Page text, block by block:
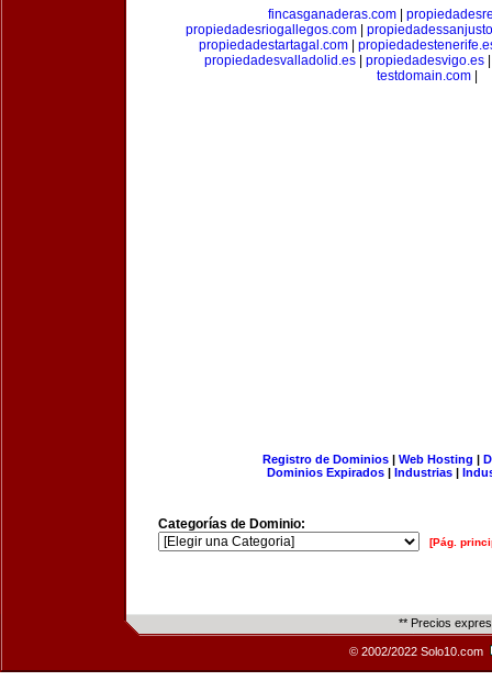
fincasganaderas.com|
propiedadesriogallegos.com|
propiedadestartagal.com|
propiedadesvalladolid.es
propiedadesvigo.es
testdomain.com
Registro de Dominios| Web Hosting |
Dominios Expirados | Industrias |
Categorías de Dominio:
[Pág.
** Precios
© 2002/2022 Solo10.com